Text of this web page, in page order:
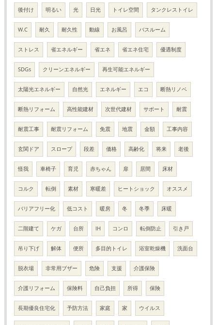
後付け 明るい 光 日光 トイレ空間 タンクレストイレ
W.C 耐久 耐久性 動線 お風呂 バスルーム
ストレス 省エネルギー 省エネ 省エネ住宅 優遇制度
SDGs クリーンエネルギー 再生可能エネルギー
太陽光エネルギー 自然光 エネルギー エコ 断熱リノベ
断熱リフォーム 高性能建材 次世代建材 サポート 耐震
耐震工事 耐震リフォーム 免震 地震 金額 工事内容
玄関ドア スロープ 段差 価格 高齢化 将来 老後
怪我 車椅子 育児 赤ちゃん 扉 居間 床材
コルク 転倒 素材 寒暖差 ヒートショック オススメ
バリアフリー化 低コスト 暖房 冬 冬季 床暖
二階建て ケガ 台所 IH コンロ 転倒防止 引き戸
吊り下げ 解体 便所 多目的トイレ 浴室乾燥機 洗面台
脱衣場 非常用ブザー 危険 支援 介護保険
介護リフォーム 保険料 自己負担 所得 保険
長期優良住宅化 予防方法 家庭 家 ウイルス